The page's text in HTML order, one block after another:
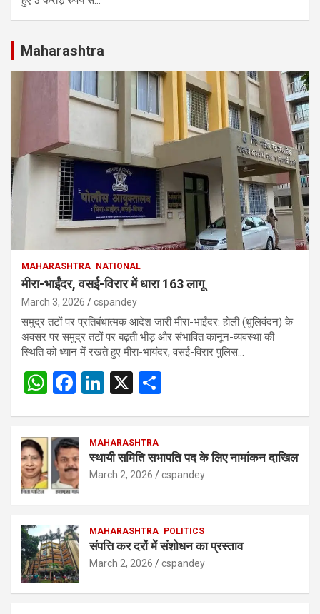
Maharashtra
MAHARASHTRA NATIONAL
मीरा-भाईंदर, वसई-विरार में धारा 163 लागू
March 3, 2026 cspandey
समुद्र तटों पर प्रतिबंधात्मक आदेश जारी मीरा-भाईंदर: होली (धुलिवंदन) के
अवसर पर समुद्र तटों पर बढ़ती भीड़ और संभावित कानून-व्यवस्था की
स्थिति को ध्यान में रखते हुए मीरा-भायंदर, वसई-विरार पुलिस…
W
s
A
p
p
F
b
o
o
k
Li
dI
n
X
e
MAHARASHTRA
स्थायी समिति सभापति पद के लिए नामांकन दाखिल
March 2, 2026 cspandey
MAHARASHTRA POLITICS
संपत्ति कर दरों में संशोधन का प्रस्ताव
March 2, 2026 cspandey